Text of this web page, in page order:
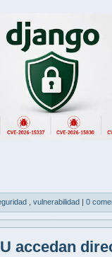
vulnerabilidad | 0
accedan